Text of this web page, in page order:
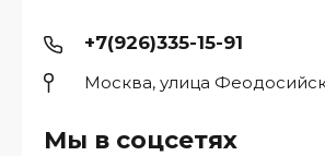
+7(926)335-15-91
Москва, улица
Мы в соцсетях